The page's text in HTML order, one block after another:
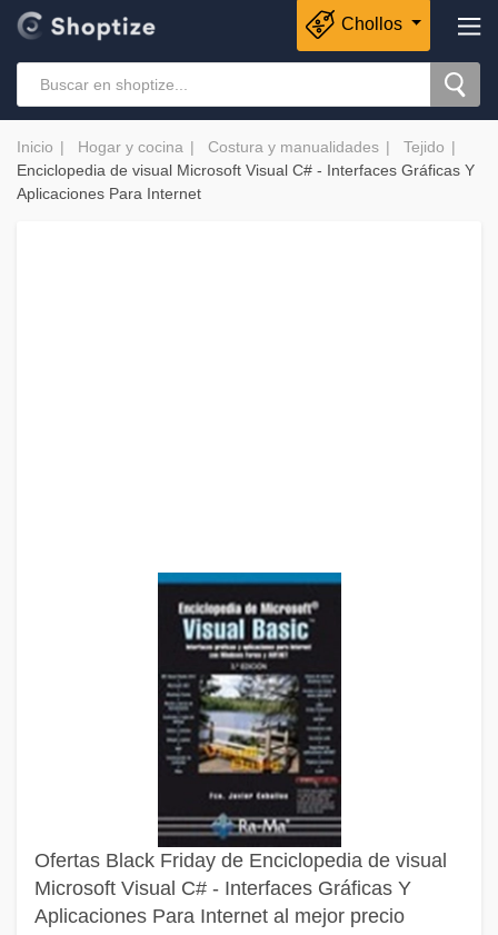
Chollos
Inicio Hogar y cocina Costura y manualidades
Tejido
Enciclopedia de visual Microsoft Visual C# - Interfaces Gráficas Y
Aplicaciones Para Internet
Ofertas Black Friday de Enciclopedia de visual
Microsoft Visual C# - Interfaces Gráficas Y
Aplicaciones Para Internet al mejor precio